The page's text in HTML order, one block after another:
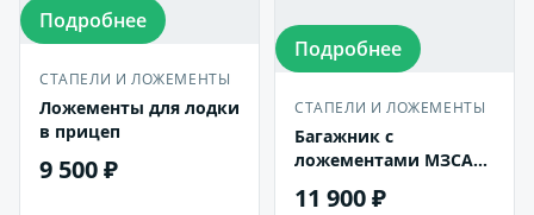
Подробнее
СТАПЕЛИ И ЛОЖЕМЕНТЫ
Ложементы для лодки
в прицеп
9 500 ₽
Подробнее
СТАПЕЛИ И ЛОЖЕМЕНТЫ
Багажник с
ложементами МЗСА
11 900 ₽